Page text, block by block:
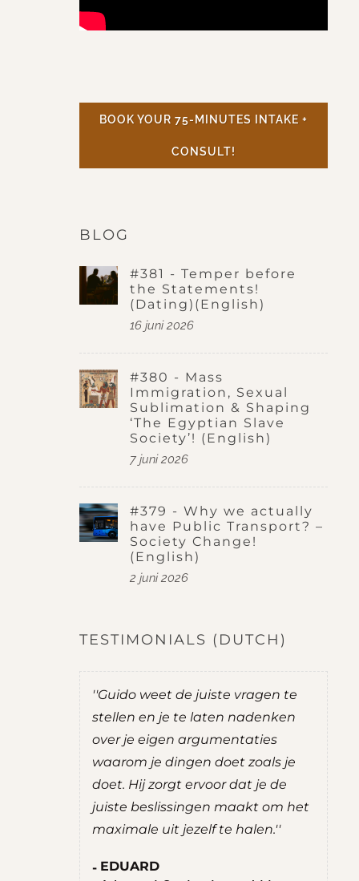
BOOK YOUR 75-MINUTES INTAKE +
CONSULT!
BLOG
#381 - Temper before
the Statements!
(Dating)(English)
16 juni 2026
#380 - Mass
Immigration, Sexual
Sublimation & Shaping
‘The Egyptian Slave
Society’! (English)
7 juni 2026
#379 - Why we actually
have Public Transport? –
Society Change!
(English)
2 juni 2026
TESTIMONIALS (DUTCH)
''Guido weet de juiste vragen te
stellen en je te laten nadenken
over je eigen argumentaties
waarom je dingen doet zoals je
doet. Hij zorgt ervoor dat je de
juiste beslissingen maakt om het
maximale uit jezelf te halen.''
EDUARD